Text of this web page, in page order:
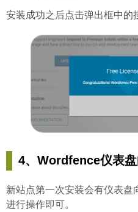
安装成功之后点击弹出框中的
4、Wordfence仪表
新站点第一次安装会有仪表盘
进行操作即可。